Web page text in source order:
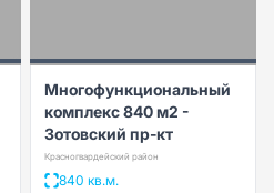
Многофункциональный
комплекс 840 м2 -
Зотовский пр-кт
Красногвардейский район
840 кв.м.